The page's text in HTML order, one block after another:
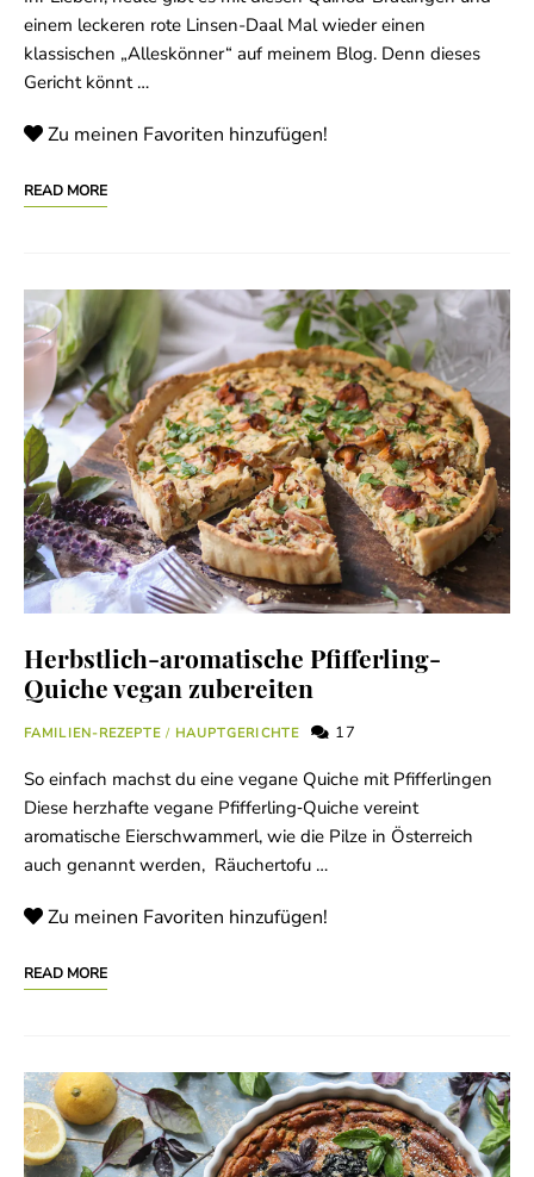
einem leckeren rote Linsen-Daal Mal wieder einen
klassischen „Alleskönner“ auf meinem Blog. Denn dieses
Gericht könnt …
Zu meinen Favoriten hinzufügen!
READ MORE
Herbstlich-aromatische Pfifferling-
Quiche vegan zubereiten
FAMILIEN-REZEPTE / HAUPTGERICHTE 17
So einfach machst du eine vegane Quiche mit Pfifferlingen
Diese herzhafte vegane Pfifferling‑Quiche vereint
aromatische Eierschwammerl, wie die Pilze in Österreich
auch genannt werden, Räuchertofu …
Zu meinen Favoriten hinzufügen!
READ MORE